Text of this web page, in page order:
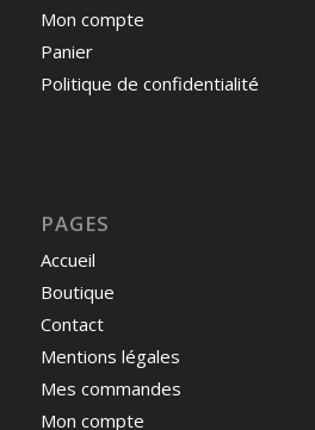
Mon compte
Panier
Politique de confidentialité
PAGES
Accueil
Boutique
Contact
Mentions légales
Mes commandes
Mon compte